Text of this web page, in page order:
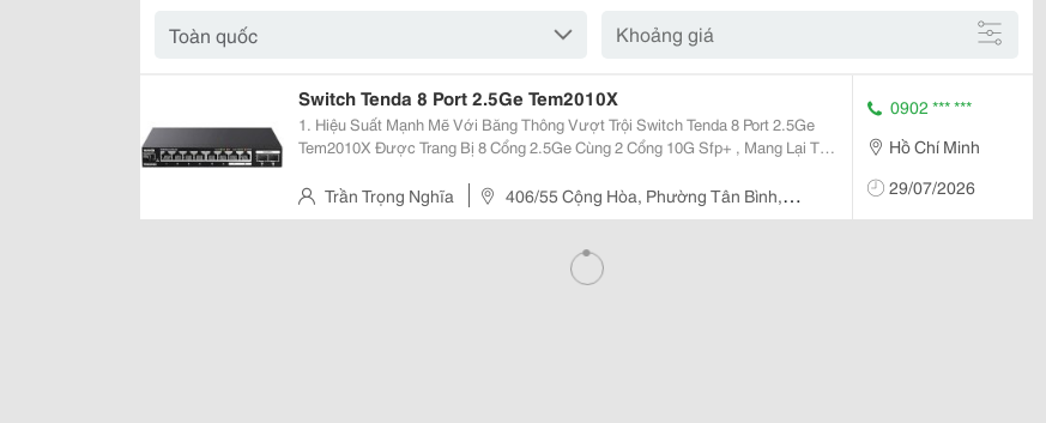
Khoảng giá
Switch Tenda 8 Port 2.5Ge Tem2010X
1. Hiệu Suất Mạnh Mẽ Với Băng Thông Vượt Trội Switch Tenda 8 Port 2.5Ge
Tem2010X Được Trang Bị 8 Cổng 2.5Ge Cùng 2 Cổng 10G Sfp+ , Mang Lại Tốc
Băng Thông 80Gbps Và Tốc Độ...
Trần Trọng Nghĩa
406/55 Cộng Hòa, Phường Tân Bình,
Tp.hcm
0902 *** ***
Hồ Chí Minh
29/07/2026